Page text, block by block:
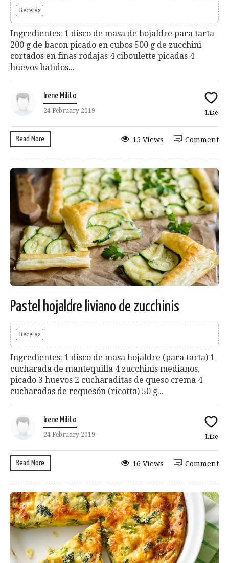
Recetas
Ingredientes: 1 disco de masa de hojaldre para tarta
200 g de bacon picado en cubos 500 g de zucchini
cortados en finas rodajas 4 ciboulette picadas 4
huevos batidos...
Irene Milito
24 February 2019 Like
Read More Comment
15 Views
Pastel hojaldre liviano de zucchinis
Recetas
Ingredientes: 1 disco de masa hojaldre (para tarta) 1
cucharada de mantequilla 4 zucchinis medianos,
picado 3 huevos 2 cucharaditas de queso crema 4
cucharadas de requesón (ricotta) 50 g...
Irene Milito
24 February 2019 Like
Read More Comment
16 Views